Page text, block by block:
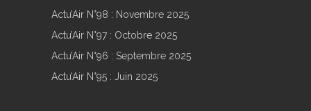
Actu’Air N°98 : Novembre 2025
Actu’Air N°97 : Octobre 2025
Actu’Air N°96 : Septembre 2025
Actu’Air N°95 : Juin 2025